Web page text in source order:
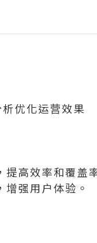
优化运营效果
高效率和覆盖
强用户体验。